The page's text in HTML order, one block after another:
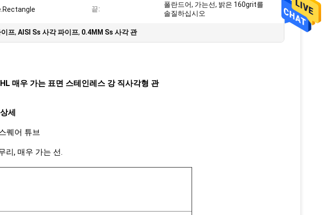
끝:
폴란드어, 가는선, 밝은 160grit를
솔질하십시오
프, AISI Ss 사각 파이프, 0.4MM Ss 사각 관
매우 가는 표면 스테인레스 강 직사각형 관
세
퀘어 튜브
리, 매우 가는 선.